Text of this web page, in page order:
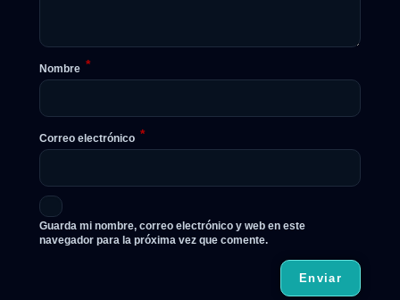
Nombre *
Correo electrónico *
Guarda mi nombre, correo electrónico y web en este
navegador para la próxima vez que comente.